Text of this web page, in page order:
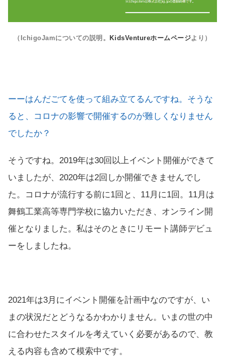
（IchigoJamについての説明。KidsVentureホームページより）
ーーはんだごてを使って組み立てるんですね。そうな
ると、コロナの影響で開催するのが難しくなりません
でしたか？
そうですね。2019年は30回以上イベント開催ができて
いましたが、2020年は2回しか開催できませんでし
た。コロナが流行する前に1回と、11月に1回。11月は
舞鶴工業高等専門学校に協力いただき、オンライン開
催となりました。私はそのときにリモート講師デビュ
ーをしましたね。
2021年は3月にイベント開催を計画中なのですが、い
まの状況だとどうなるかわかりません。いまの世の中
に合わせたスタイルを考えていく必要があるので、教
える内容も含めて模索中です。